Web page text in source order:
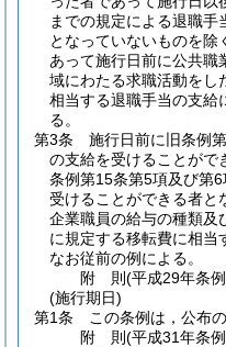
までの規定による退職
となっていないものを除
あって施行日前に公共職
域にわたる求職活動をし
相当する退職手当の支給
る。
第3条
施行日前に旧条例
の支給を受けることがで
条例第15条第5項及び第
受けることができる者と
企業職員の給与の種類及
に規定する移転費に相当
なお従前の例による。
附 則(平成29年条
(施行期日)
第1条
この条例は，公布
附 則(平成31年条